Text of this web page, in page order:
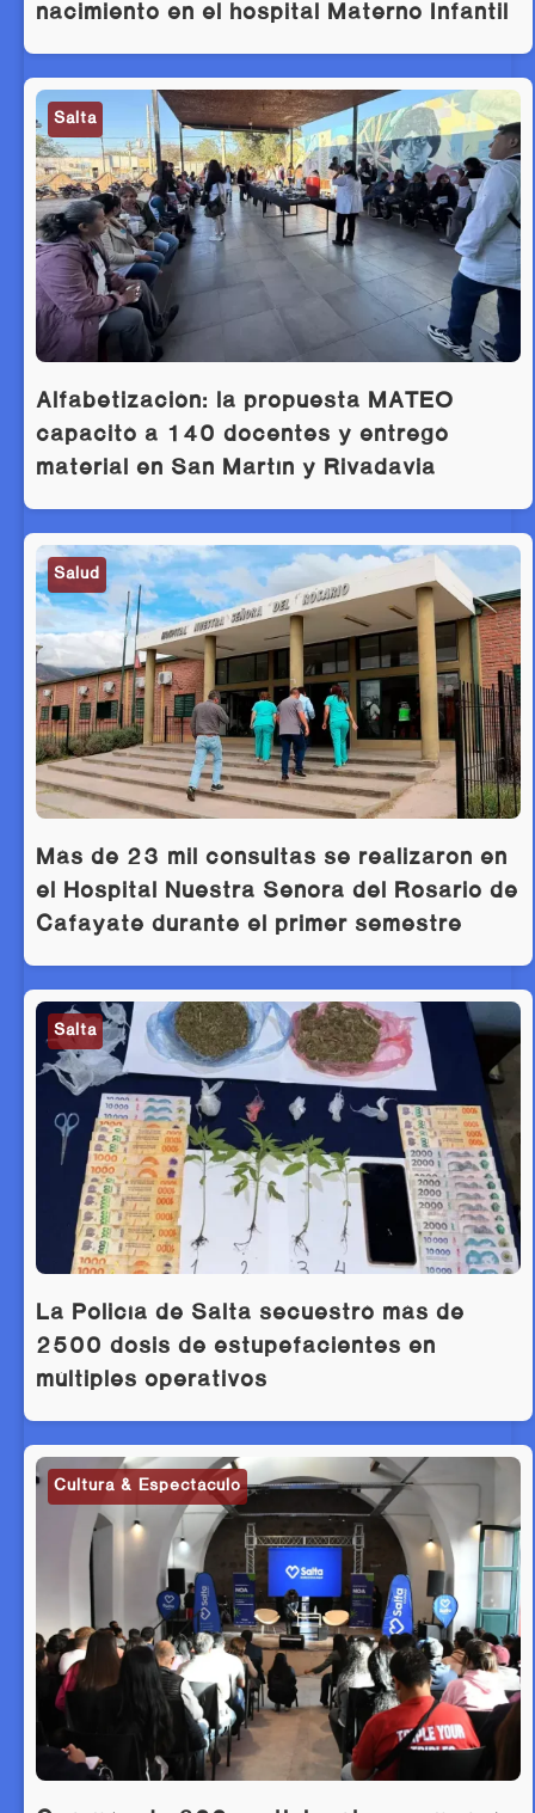
nacimiento en el hospital Materno Infantil
Salta
Alfabetización: la propuesta MATEO
capacitó a 140 docentes y entregó
material en San Martín y Rivadavia
Salud
Más de 23 mil consultas se realizaron en
el Hospital Nuestra Señora del Rosario de
Cafayate durante el primer semestre
Salta
La Policía de Salta secuestró más de
2500 dosis de estupefacientes en
múltiples operativos
Cultura & Espectáculo